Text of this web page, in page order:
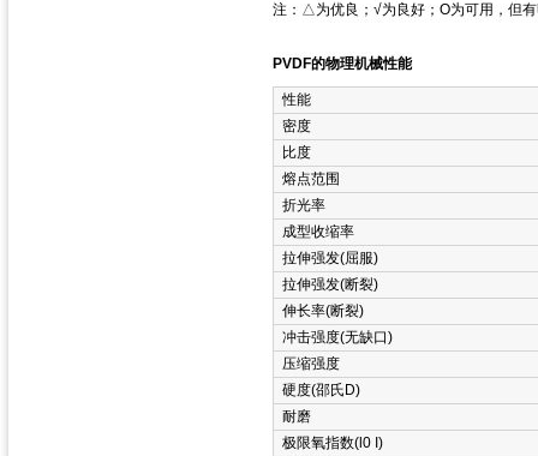
注：△为优良；√为良好；Ο为可用，但
PVDF的物理机械性能
性能
密度
比度
熔点范围
折光率
成型收缩率
拉伸强发(屈服)
拉伸强发(断裂)
伸长率(断裂)
冲击强度(无缺口)
压缩强度
硬度(邵氏D)
耐磨
极限氧指数(l0 I)